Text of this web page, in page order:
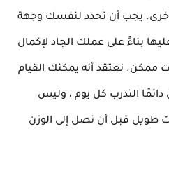
يجب أن تحدد لنفسك وجهة
بناءً على عملك الجاد لإكمال
ممكن. نعتقد أنه يمكنك القيام
التدرب كل يوم ، وليس
طويل قبل أن تصل إلى الوزن